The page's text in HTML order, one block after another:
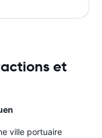
et
ville portuaire